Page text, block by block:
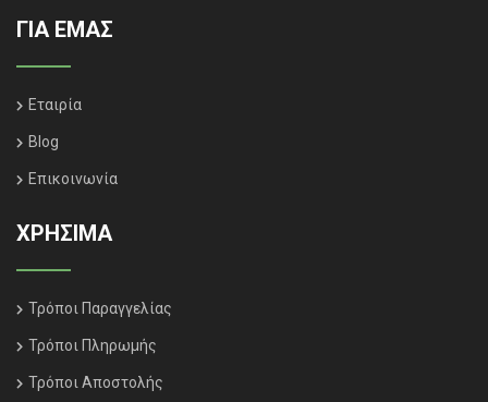
ΓΙΑ ΕΜΑΣ
Εταιρία
Blog
Επικοινωνία
ΧΡΗΣΙΜΑ
Τρόποι Παραγγελίας
Τρόποι Πληρωμής
Τρόποι Αποστολής